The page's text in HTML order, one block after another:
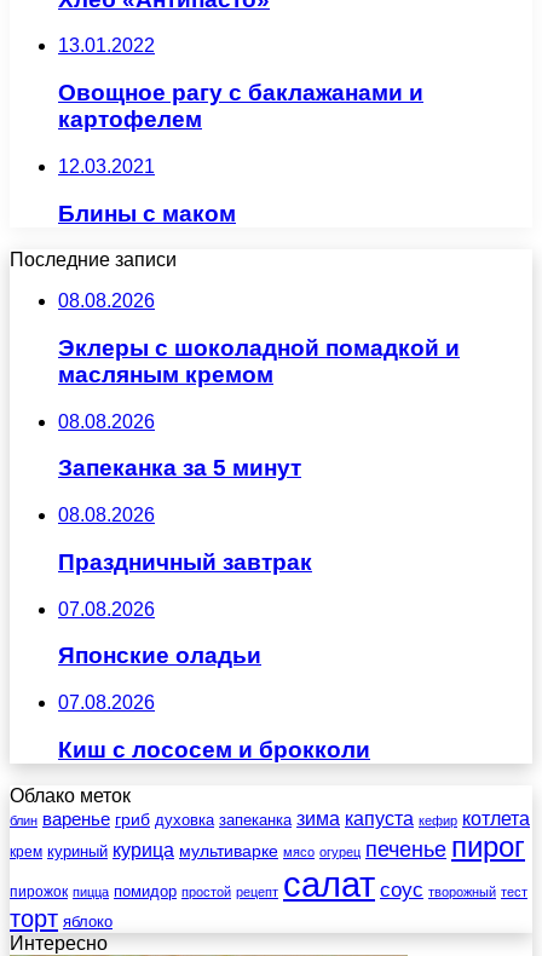
13.01.2022
Овощное рагу с баклажанами и
картофелем
12.03.2021
Блины с маком
Последние записи
08.08.2026
Эклеры с шоколадной помадкой и
масляным кремом
08.08.2026
Запеканка за 5 минут
08.08.2026
Праздничный завтрак
07.08.2026
Японские оладьи
07.08.2026
Киш с лососем и брокколи
Облако меток
блин варенье гриб духовка запеканка зима капуста кефир котлета
крем куриный курица мультиварке мясо огурец печенье пирог
пирожок пицца помидор простой рецепт салат соус творожный тест
торт яблоко
Интересно